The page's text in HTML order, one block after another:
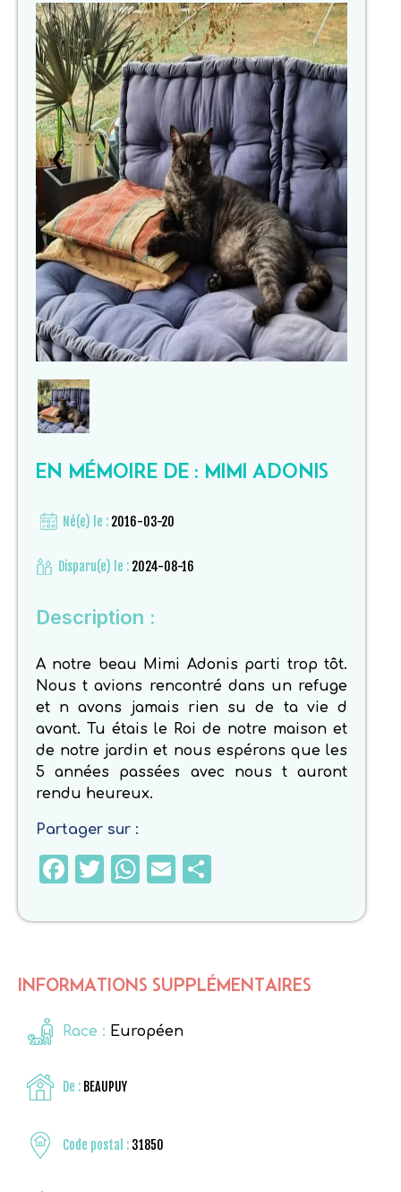
1
❮ ❯
EN MÉMOIRE DE : MIMI ADONIS
Né(e) le : 2016-03-20
Disparu(e) le : 2024-08-16
Description :
A notre beau Mimi Adonis parti trop tôt.
Nous t avions rencontré dans un refuge
et n avons jamais rien su de ta vie d
avant. Tu étais le Roi de notre maison et
de notre jardin et nous espérons que les
5 années passées avec nous t auront
rendu heureux.
Partager sur :
Facebook
Twitter
WhatsApp
Email
INFORMATIONS SUPPLÉMENTAIRES
Race : Européen
De : BEAUPUY
Code postal : 31850